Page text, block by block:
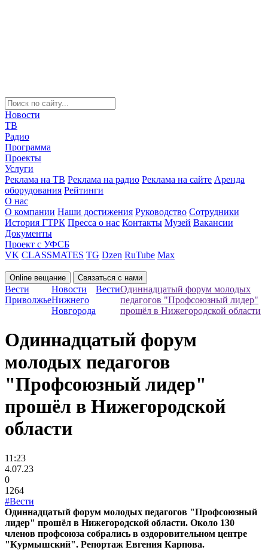
Новости
ТВ
Радио
Программа
Проекты
Услуги
Реклама на ТВ Реклама на радио Реклама на сайте Аренда
оборудования Рейтинги
О нас
О компании Наши достижения Руководство Сотрудники
История ГТРК Пресса о нас Контакты Музей Вакансии
Документы
Проект с УФСБ
VK CLASSMATES TG Dzen RuTube Max
Online вещание Связаться с нами
Вести
Приволжье
Новости
Нижнего
Новгорода
ВестиОдиннадцатый форум молодых
педагогов "Профсоюзный лидер"
прошёл в Нижегородской области
Одиннадцатый форум
молодых педагогов
"Профсоюзный лидер"
прошёл в Нижегородской
области
11:23
4.07.23
0
1264
#Вести
Одиннадцатый форум молодых педагогов "Профсоюзный
лидер" прошёл в Нижегородской области. Около 130
членов профсоюза собрались в оздоровительном центре
"Курмышский". Репортаж Евгения Карпова.